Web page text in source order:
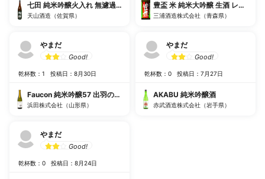
七田 純米吟醸火入れ 無濾過原酒
天山酒造（佐賀県）
やまだ
Good!
乾杯数：1 投稿日：8月30日
Faucon 純米吟醸57 出羽の里 生貯
浜田株式会社（山形県）
やまだ
Good!
乾杯数：0 投稿日：8月24日
豊盃 米 純米大吟醸 生酒 レインボ
三浦酒造株式会社（青森県）
やまだ
Good!
乾杯数：0 投稿日：7月27日
AKABU 純米吟醸酒
赤武酒造株式会社（岩手県）